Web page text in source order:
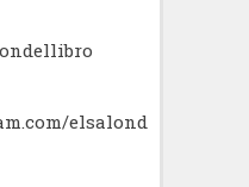
elsalond